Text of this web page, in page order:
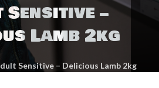
–
Lamb 2kg
Sensitive – Delicious Lamb 2kg